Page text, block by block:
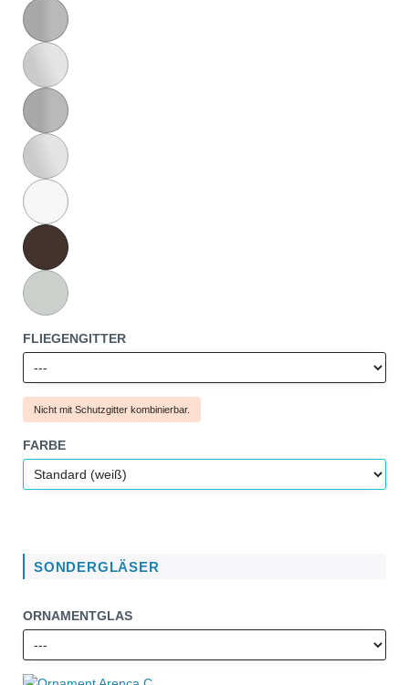
FLIEGENGITTER
Nicht mit Schutzgitter kombinierbar.
FARBE
SONDERGLÄSER
ORNAMENTGLAS